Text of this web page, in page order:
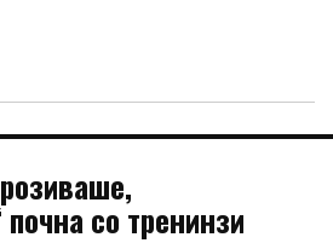
со тренинзи